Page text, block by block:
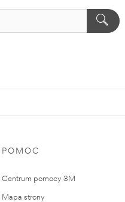
POMOC
Centrum pomocy 3M
Mapa strony